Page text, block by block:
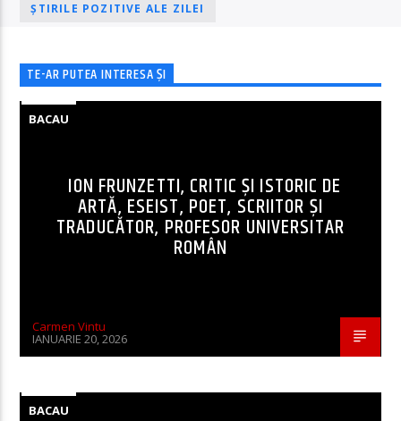
ȘTIRILE POZITIVE ALE ZILEI
TE-AR PUTEA INTERESA ȘI
BACAU
ION FRUNZETTI, CRITIC ȘI ISTORIC DE
ARTĂ, ESEIST, POET, SCRIITOR ȘI
TRADUCĂTOR, PROFESOR UNIVERSITAR
ROMÂN
Carmen Vintu
IANUARIE 20, 2026
BACAU